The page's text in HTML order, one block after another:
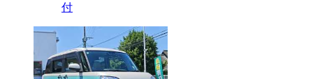
付